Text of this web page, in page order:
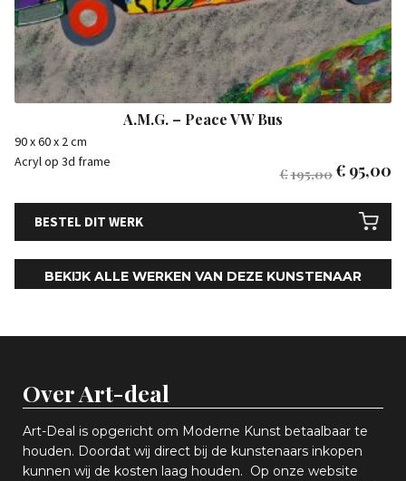
A.M.G. – Peace VW Bus
90 x 60 x 2 cm
Acryl op 3d frame
€195,00€ 95,00
BESTEL DIT WERK
BEKIJK ALLE WERKEN VAN DEZE KUNSTENAAR
Over Art-deal
Art-Deal is opgericht om Moderne Kunst betaalbaar te
houden. Doordat wij direct bij de kunstenaars inkopen
kunnen wij de kosten laag houden. Op onze website